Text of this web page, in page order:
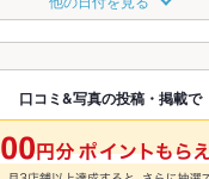
休 ◎ ◎
8/30
休
8/31
◎
9/1
◎
9/6
休 ◎ ◎
口コミ&写真の投稿・掲載で